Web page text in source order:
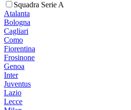
Squadra Serie A
Atalanta
Bologna
Cagliari
Como
Fiorentina
Frosinone
Genoa
Inter
Juventus
Lazio
Lecce